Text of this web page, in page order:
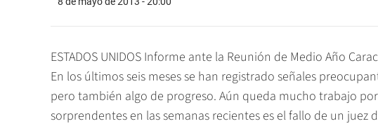
ESTADOS UNIDOS Informe ante la Reunión de Medio Año
En los últimos seis meses se han registrado señales
pero también algo de progreso. Aún queda mucho trabajo
sorprendentes en las semanas recientes es el fallo de un